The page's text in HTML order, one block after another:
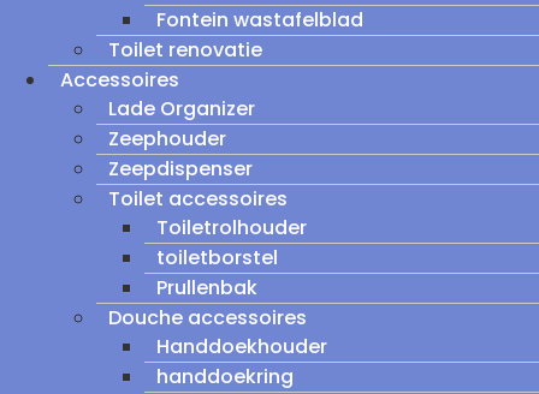
Fontein wastafelblad
Toilet renovatie
Accessoires
Lade Organizer
Zeephouder
Zeepdispenser
Toilet accessoires
Toiletrolhouder
toiletborstel
Prullenbak
Douche accessoires
Handdoekhouder
handdoekring